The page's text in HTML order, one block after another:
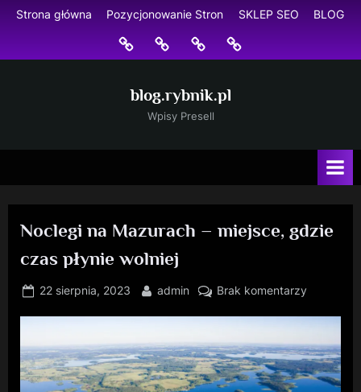
Skip
content
Strona główna Pozycjonowanie Stron SKLEP SEO BLOG
Strona
główna
Pozycjonowanie
Stron
SKLEP
SEO
BLOG
blog.rybnik.pl
Wpisy Presell
Noclegi na Mazurach – miejsce, gdzie
czas płynie wolniej
Posted
22 sierpnia, 2023 By
admin Brak komentarzydo
Mazurach
–
miejsce,